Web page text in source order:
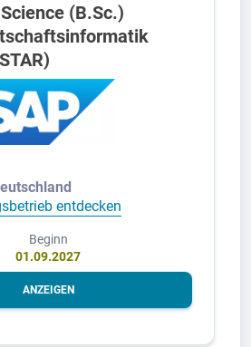
(B.Sc.)
entdecken
Beginn
01.09.2027
ANZEIGEN